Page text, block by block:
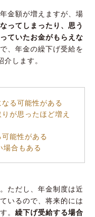
金額が増えますが、場
ってしまったり、思う
ていたお金がもらえな
、年金の繰下げ受給を
します。
る可能性がある
が思ったほど増え
能性がある
合もある
ただし、年金制度は近
いるので、将来的には
。 繰下げ受給する場合